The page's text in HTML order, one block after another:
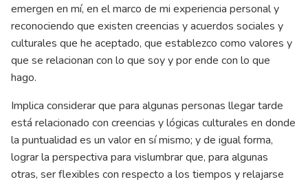
emergen en mí, en el marco de mi experiencia personal y
reconociendo que existen creencias y acuerdos sociales y
culturales que he aceptado, que establezco como valores y
que se relacionan con lo que soy y por ende con lo que
hago.
Implica considerar que para algunas personas llegar tarde
está relacionado con creencias y lógicas culturales en donde
la puntualidad es un valor en sí mismo; y de igual forma,
lograr la perspectiva para vislumbrar que, para algunas
otras, ser flexibles con respecto a los tiempos y relajarse